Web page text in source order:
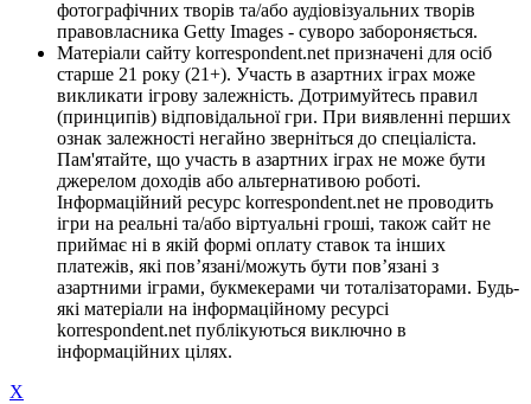
фотографічних творів та/або аудіовізуальних творів
правовласника Getty Images - суворо забороняється.
Матеріали сайту korrespondent.net призначені для осіб
старше 21 року (21+). Участь в азартних іграх може
викликати ігрову залежність. Дотримуйтесь правил
(принципів) відповідальної гри. При виявленні перших
ознак залежності негайно зверніться до спеціаліста.
Пам'ятайте, що участь в азартних іграх не може бути
джерелом доходів або альтернативою роботі.
Інформаційний ресурс korrespondent.net не проводить
ігри на реальні та/або віртуальні гроші, також сайт не
приймає ні в якій формі оплату ставок та інших
платежів, які пов’язані/можуть бути пов’язані з
азартними іграми, букмекерами чи тоталізаторами. Будь-
які матеріали на інформаційному ресурсі
korrespondent.net публікуються виключно в
інформаційних цілях.
X